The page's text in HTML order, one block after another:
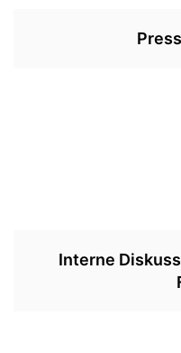
Interne